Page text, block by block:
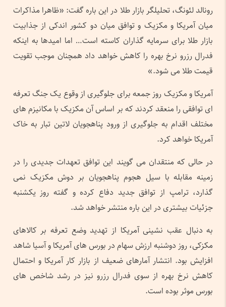
رونالد لئونگ، تحلیلگر بازار طلا در این باره گفت: «ظاهرا مذاکرات
میان آمریکا و مکزیک و توافق میان دو کشور اندکی از جذابیت
بازار طلا برای سرمایه گذاران کاسته است… اما امیدها به اینکه
فدرال رزرو نرخ بهره را کاهش خواهد داد همچنان موجب تقویت
قیمت طلا می شود.»
آمریکا و مکزیک روز جمعه برای جلوگیری از وقوع یک جنگ تعرفه
ای توافقی را منعقد کردند که بر اساس آن مکزیک با مکانیزم های
مختلف اقدام به جلوگیری از ورود پناهجویان لاتین تبار به خاک
آمریکا خواهد کرد.
در حالی که منتقدان می گویند این توافق تعهدات جدیدی را در
زمینه مقابله با سیل هجوم پناهجویان بر دوش مکزیک نمی
گذارد، ترامپ از توافق جدید دفاع کرده و گفته روز یکشنبه
جزئیات بیشتری در این باره منتشر خواهد شد.
به دنبال عقب نشینی آمریکا از تهدید وضع تعرفه بر کالاهای
مکزکی، روز دوشنبه ارزش سهام در بورس های آمریکا و آسیا شاهد
افزایش بود. انتشار آمارهای ضعیف از بازار کار آمریکا و احتمال
کاهش نرخ بهره از سوی فدرال رزرو نیز در رشد شاخص های
بورس موثر بوده است.